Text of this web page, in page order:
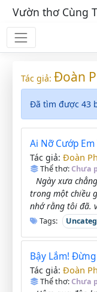
Vườn thơ Cùng
Tác giả: Đoàn
Đã tìm được 43
Ai Nỡ Cướp Em
Tác giả: Đoàn
Thể thơ:Chưa
Ngày xưa
trong một chiều
nhớ rằng tôi đã.
Tags:
Bậy Lắm!
Tác giả: Đoàn
Thể thơ:Chưa